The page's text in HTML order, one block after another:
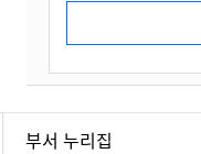
부서 누리집